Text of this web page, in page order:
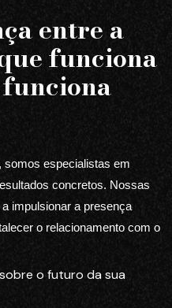
entre a
funciona
somos especialistas em
concretos. Nossas
impulsionar a presença
o relacionamento com o
o futuro da sua